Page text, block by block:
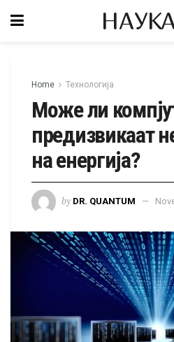
Home Технологија
Може ли
предизвикаат
на енергија?
by DR. QUANTUM